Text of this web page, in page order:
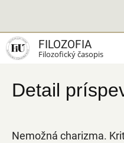
hlavný
obsah
FILOZOFIA
Filozofický časopis
Detail
Nemožná charizma.